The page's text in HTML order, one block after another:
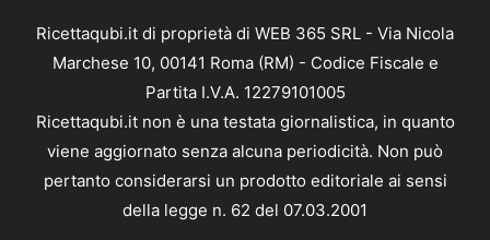
Ricettaqubi.it di proprietà di WEB 365 SRL - Via Nicola
Marchese 10, 00141 Roma (RM) - Codice Fiscale e
Partita I.V.A. 12279101005
Ricettaqubi.it non è una testata giornalistica, in quanto
viene aggiornato senza alcuna periodicità. Non può
pertanto considerarsi un prodotto editoriale ai sensi
della legge n. 62 del 07.03.2001